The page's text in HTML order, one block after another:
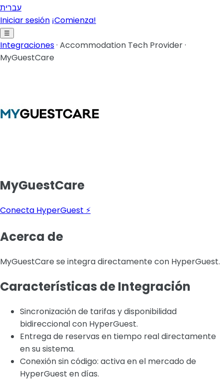
עברית
Iniciar sesión ¡Comienza!
☰
Integraciones· Accommodation Tech Provider·
MyGuestCare
MyGuestCare
Conecta HyperGuest ⚡
Acerca de
MyGuestCare se integra directamente con HyperGuest.
Características de Integración
Sincronización de tarifas y disponibilidad
bidireccional con HyperGuest.
Entrega de reservas en tiempo real directamente
en su sistema.
Conexión sin código: activa en el mercado de
HyperGuest en días.